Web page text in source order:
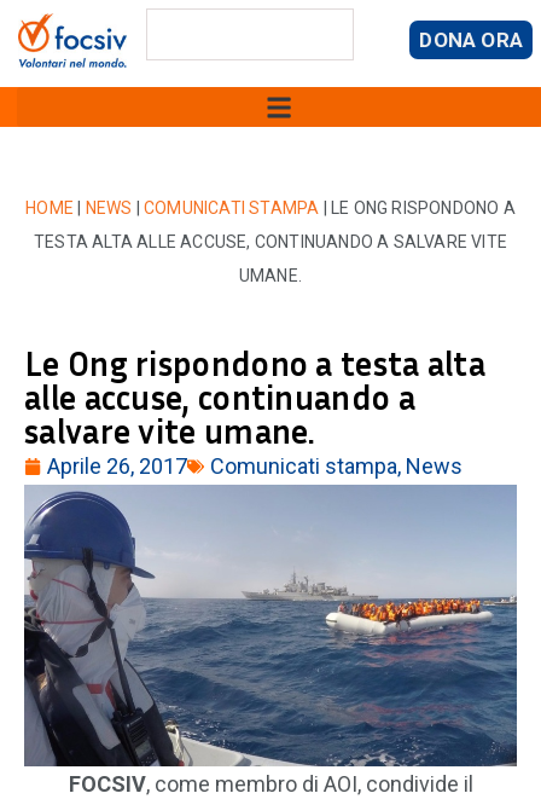
DONA ORA
HOME NEWS COMUNICATI STAMPA
LE ONG RISPONDONO A
TESTA ALTA ALLE ACCUSE, CONTINUANDO A SALVARE VITE
UMANE.
Le Ong rispondono a testa alta
alle accuse, continuando a
salvare vite umane.
Aprile 26, 2017 Comunicati stampa, News
FOCSIV, come membro di AOI, condivide il